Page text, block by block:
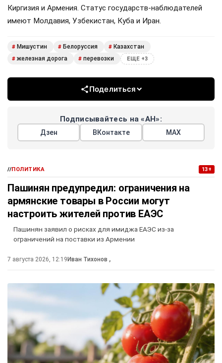
Киргизия и Армения. Статус государств-наблюдателей
имеют Молдавия, Узбекистан, Куба и Иран.
# Мишустин # Белоруссия # Казахстан
# железная дорога # перевозки ЕЩЕ +3
Поделиться
Подписывайтесь на «АН»:
Дзен ВКонтакте МАХ
//ПОЛИТИКА 13+
Пашинян предупредил: ограничения на
армянские товары в России могут
настроить жителей против ЕАЭС
Пашинян заявил о рисках для имиджа ЕАЭС из-за
ограничений на поставки из Армении
7 августа 2026, 12:19 Иван Тихонов ,